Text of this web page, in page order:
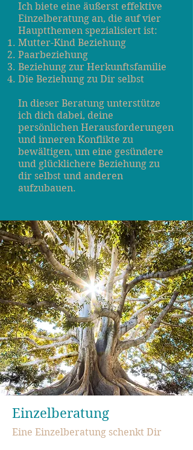
Ich biete eine äußerst effektive
Einzelberatung an, die auf vier
Hauptthemen spezialisiert ist:
Mutter-Kind Beziehung
Paarbeziehung
Beziehung zur Herkunftsfamilie
Die Beziehung zu Dir selbst
In dieser Beratung unterstütze
ich dich dabei, deine
persönlichen Herausforderungen
und inneren Konflikte zu
bewältigen, um eine gesündere
und glücklichere Beziehung zu
dir selbst und anderen
aufzubauen.
Einzelberatung
Eine Einzelberatung schenkt Dir